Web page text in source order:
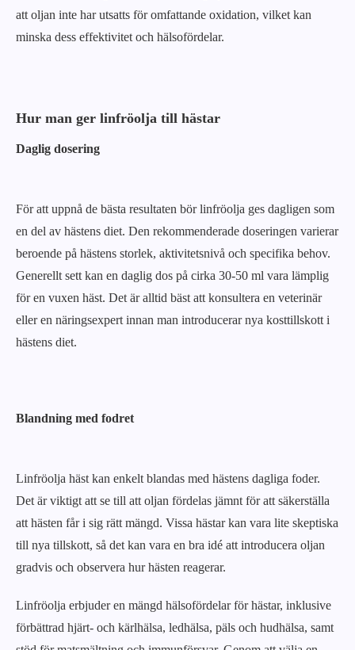
att oljan inte har utsatts för omfattande oxidation, vilket kan
minska dess effektivitet och hälsofördelar.
Hur man ger linfröolja till hästar
Daglig dosering
För att uppnå de bästa resultaten bör linfröolja ges dagligen som
en del av hästens diet. Den rekommenderade doseringen varierar
beroende på hästens storlek, aktivitetsnivå och specifika behov.
Generellt sett kan en daglig dos på cirka 30-50 ml vara lämplig
för en vuxen häst. Det är alltid bäst att konsultera en veterinär
eller en näringsexpert innan man introducerar nya kosttillskott i
hästens diet.
Blandning med fodret
Linfröolja häst kan enkelt blandas med hästens dagliga foder.
Det är viktigt att se till att oljan fördelas jämnt för att säkerställa
att hästen får i sig rätt mängd. Vissa hästar kan vara lite skeptiska
till nya tillskott, så det kan vara en bra idé att introducera oljan
gradvis och observera hur hästen reagerar.
Linfröolja erbjuder en mängd hälsofördelar för hästar, inklusive
förbättrad hjärt- och kärlhälsa, ledhälsa, päls och hudhälsa, samt